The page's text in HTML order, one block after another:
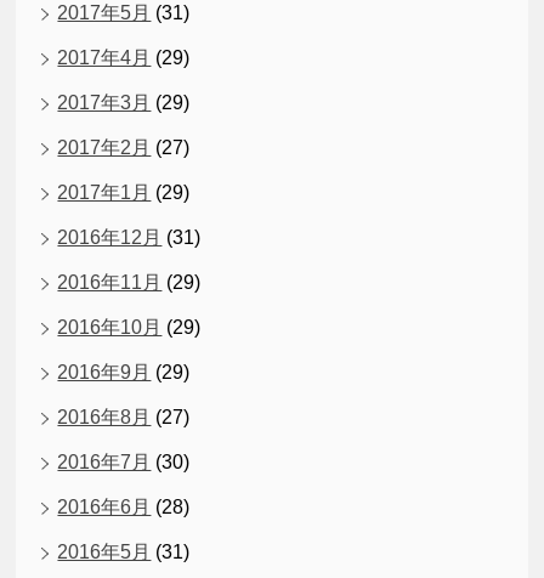
2017年5月 (31)
2017年4月 (29)
2017年3月 (29)
2017年2月 (27)
2017年1月 (29)
2016年12月 (31)
2016年11月 (29)
2016年10月 (29)
2016年9月 (29)
2016年8月 (27)
2016年7月 (30)
2016年6月 (28)
2016年5月 (31)